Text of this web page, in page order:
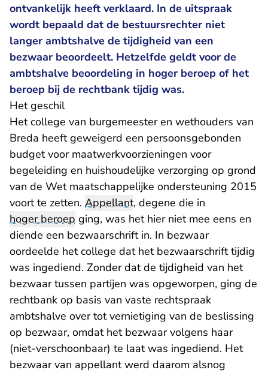
ontvankelijk heeft verklaard. In de uitspraak
wordt bepaald dat de bestuursrechter niet
langer ambtshalve de tijdigheid van een
bezwaar beoordeelt. Hetzelfde geldt voor de
ambtshalve beoordeling in hoger beroep of het
beroep bij de rechtbank tijdig was.
Het geschil
Het college van burgemeester en wethouders van
Breda heeft geweigerd een persoonsgebonden
budget voor maatwerkvoorzieningen voor
begeleiding en huishoudelijke verzorging op grond
van de Wet maatschappelijke ondersteuning 2015
voort te zetten. Appellant, degene die in
hoger beroep ging, was het hier niet mee eens en
diende een bezwaarschrift in. In bezwaar
oordeelde het college dat het bezwaarschrift tijdig
was ingediend. Zonder dat de tijdigheid van het
bezwaar tussen partijen was opgeworpen, ging de
rechtbank op basis van vaste rechtspraak
ambtshalve over tot vernietiging van de beslissing
op bezwaar, omdat het bezwaar volgens haar
(niet-verschoonbaar) te laat was ingediend. Het
bezwaar van appellant werd daarom alsnog